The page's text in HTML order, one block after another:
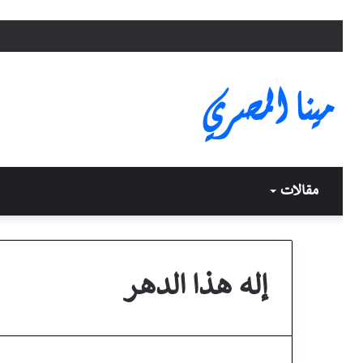
مينا المصري
مقالات
إله هذا الدهر